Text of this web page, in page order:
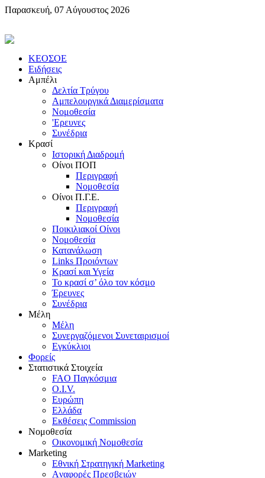
Παρασκευή, 07 Αύγουστος 2026
KEOΣOE
Ειδήσεις
Αμπέλι
Δελτία Τρύγου
Αμπελουργικά Διαμερίσματα
Nομοθεσία
'Eρευνες
Συνέδρια
Κρασί
Iστορική Διαδρομή
Oίνοι ΠOΠ
Περιγραφή
Nομοθεσία
Oίνοι Π.Γ.E.
Περιγραφή
Νομοθεσία
Ποικιλιακοί Oίνοι
Nομοθεσία
Κατανάλωση
Links Προιόντων
Κρασί και Υγεία
To κρασί σ’ όλο τον κόσμο
Έρευνες
Συνέδρια
Μέλη
Mέλη
Συνεργαζόμενοι Συνεταιρισμοί
Εγκύκλιοι
Φορείς
Στατιστικά Στοιχεία
FAO Παγκόσμια
O.I.V.
Ευρώπη
Ελλάδα
Eκθέσεις Commission
Νομοθεσία
Οικονομική Νομοθεσία
Marketing
Eθνική Στρατηγική Marketing
Aναφορές Πρεσβειών